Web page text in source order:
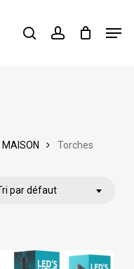
searchaccount
MAISON Torches
par défaut
Close